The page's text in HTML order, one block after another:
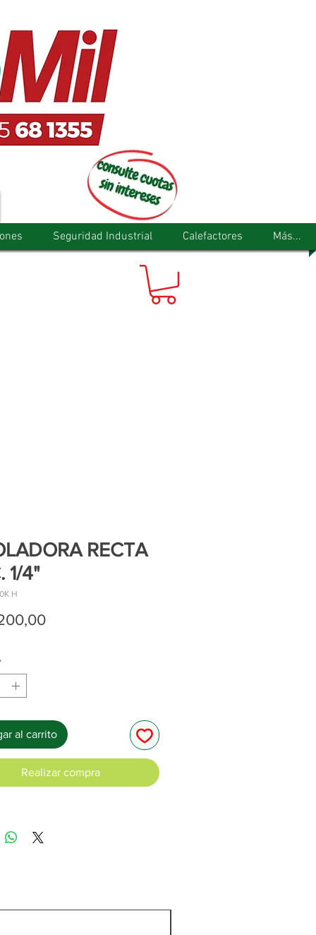
Seguridad Industrial Calefactores Más...
RECTA
1/4"
H
Precio
al carrito
Realizar compra